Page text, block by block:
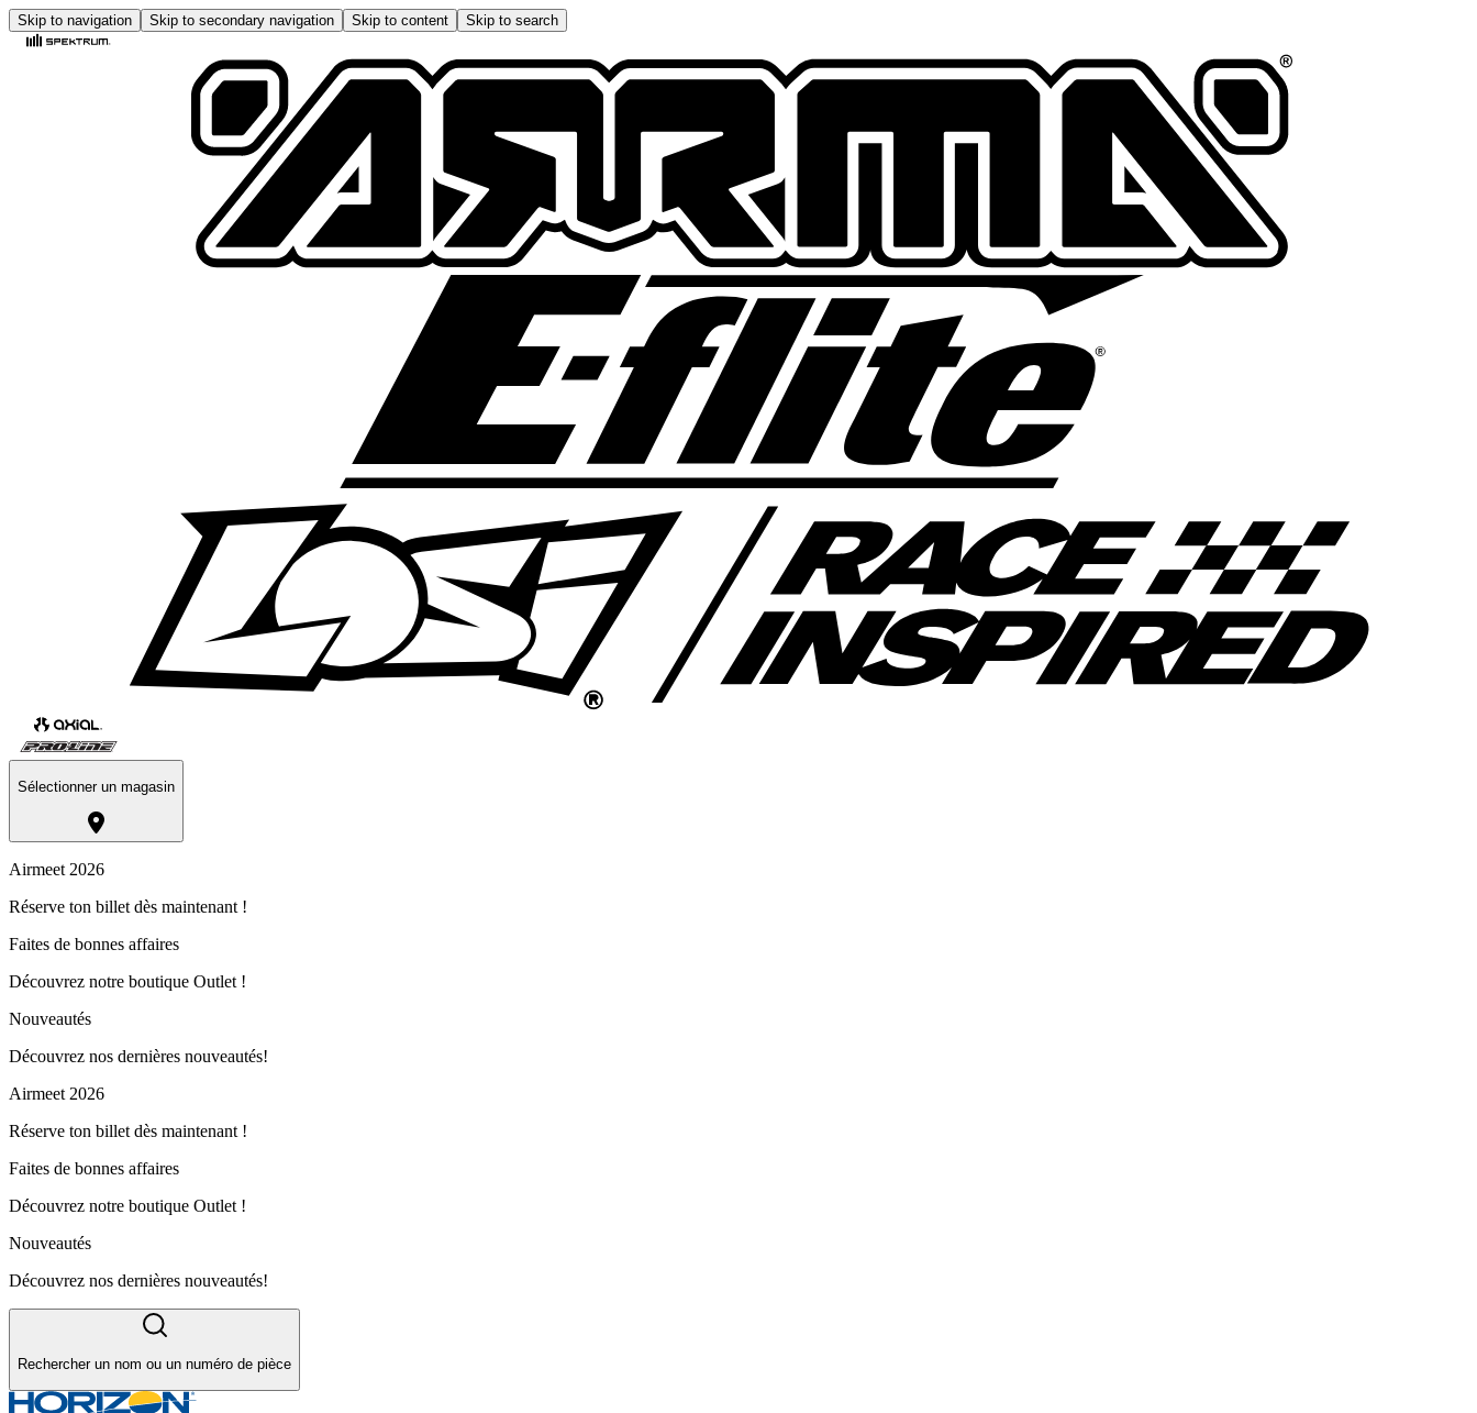
Skip to navigation Skip to secondary navigation Skip to content Skip to search
Sélectionner un magasin
Airmeet 2026
Réserve ton billet dès maintenant !
Faites de bonnes affaires
Découvrez notre boutique Outlet !
Nouveautés
Découvrez nos dernières nouveautés!
Airmeet 2026
Réserve ton billet dès maintenant !
Faites de bonnes affaires
Découvrez notre boutique Outlet !
Nouveautés
Découvrez nos dernières nouveautés!
Rechercher un nom ou un numéro de pièce